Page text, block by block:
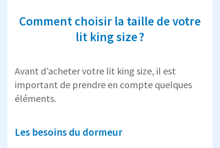
Comment choisir la taille de votre
lit king size ?
Avant d’acheter votre lit king size, il est
important de prendre en compte quelques
éléments.
Les besoins du dormeur